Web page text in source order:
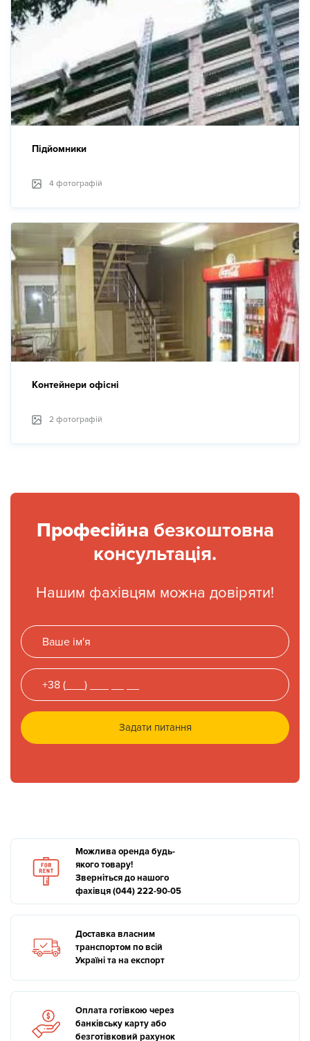
Підйомники
4 фотографій
Контейнери офісні
2 фотографій
Професійна безкоштовна
консультація.
Нашим фахівцям можна довіряти!
Задати питання
Можлива оренда будь-
якого товару!
Зверніться до нашого
фахівця (044) 222-90-05
Доставка власним
транспортом по всій
Україні та на експорт
Оплата готівкою через
банківську карту або
безготівковий рахунок